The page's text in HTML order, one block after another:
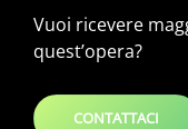
Vuoi ricevere
quest’opera?
CONTATTACI